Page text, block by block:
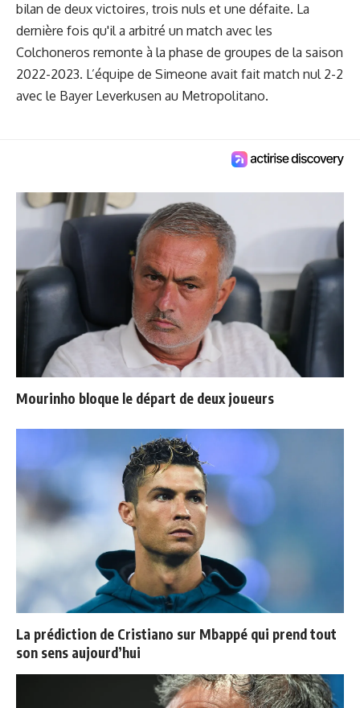
bilan de deux victoires, trois nuls et une défaite. La
dernière fois qu'il a arbitré un match avec les
Colchoneros remonte à la phase de groupes de la saison
2022-2023. L’équipe de Simeone avait fait match nul 2-2
avec le Bayer Leverkusen au Metropolitano.
Mourinho bloque le départ de deux joueurs
La prédiction de Cristiano sur Mbappé qui prend tout
son sens aujourd’hui